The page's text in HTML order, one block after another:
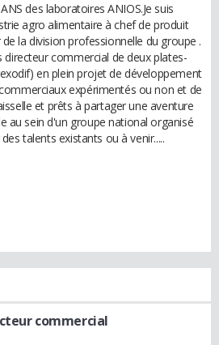
des laboratoires ANIOS.Je suis
agro alimentaire à chef de produit
la division professionnelle du groupe .
directeur commercial de deux plates-
en plein projet de développement
expérimentés ou non et de
et prêts à partager une aventure
au sein d'un groupe national organisé
talents existants ou à venir.....
commercial